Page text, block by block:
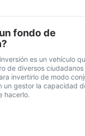
fondo de
es un vehículo
de diversos ciudadanos
invertirlo de modo
un gestor la capacidad
hacerlo.